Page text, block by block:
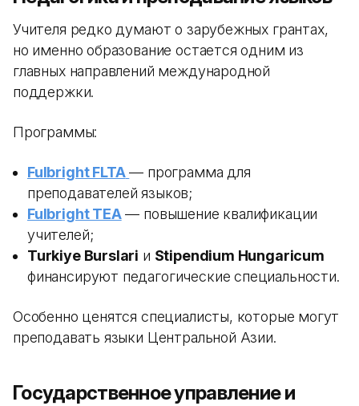
Учителя редко думают о зарубежных грантах,
но именно образование остается одним из
главных направлений международной
поддержки.
Программы:
Fulbright FLTA — программа для
преподавателей языков;
Fulbright TEA— повышение квалификации
учителей;
Turkiye Burslari и Stipendium Hungaricum
финансируют педагогические специальности.
Особенно ценятся специалисты, которые могут
преподавать языки Центральной Азии.
Государственное управление и